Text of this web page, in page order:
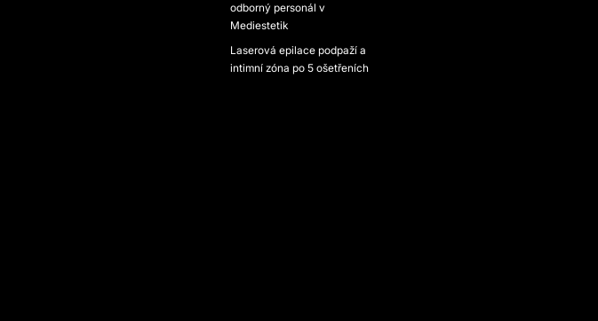
odborný personál v
Mediestetik
Laserová epilace podpaží a
intimní zóna po 5 ošetřeních